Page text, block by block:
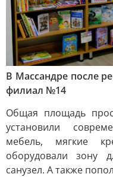
В Массандре после
филиал №14
Общая площадь
установили
мебель, мягкие
оборудовали зону
санузел. А также